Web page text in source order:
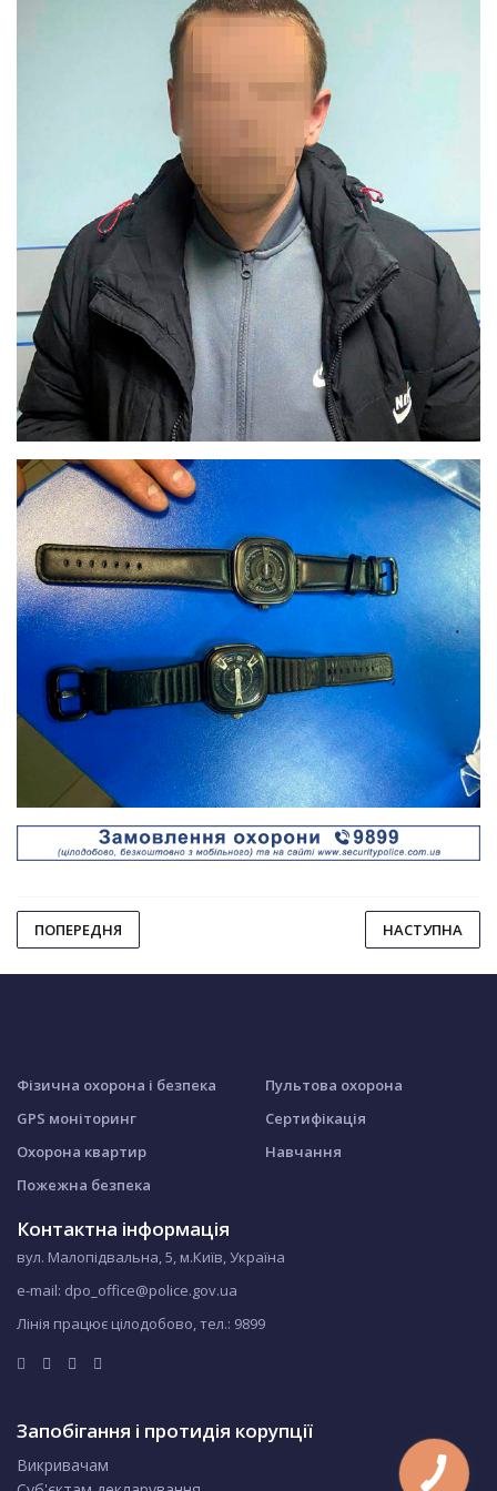
ПОПЕРЕДНЯ НАСТУПНА
Фізична охорона і безпека
GPS моніторинг
Охорона квартир
Пожежна безпека
Пультова охорона
Сертифікація
Навчання
Контактна інформація
вул. Малопідвальна, 5, м.Київ, Україна
e-mail: dpo_office@police.gov.ua
Лінія працює цілодобово, тел.: 9899
Запобігання і протидія корупції
Викривачам